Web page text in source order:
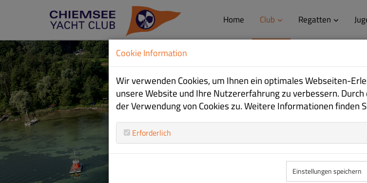
Home Club Regatten
Cookie Information
Wir verwenden Cookies, um Ihnen ein optimales Webseiten-
unsere Website und Ihre Nutzererfahrung zu verbessern.
der Verwendung von Cookies zu. Weitere Informationen finden
Erforderlich
Einstellungen speichern